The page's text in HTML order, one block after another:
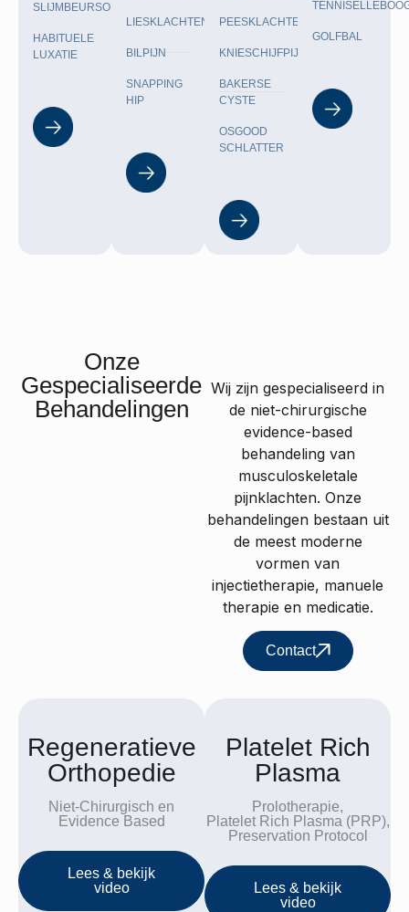
SLIJMBEURSONTSTEKING
HABITUELE
LUXATIE
LIESKLACHTEN
BILPIJN
SNAPPING
HIP
PEESKLACHTEN
KNIESCHIJFPIJN
BAKERSE
CYSTE
OSGOOD
SCHLATTER
GOLFBAL
Onze
Gespecialiseerde
Behandelingen
Wij zijn gespecialiseerd in
de niet-chirurgische
evidence-based
behandeling van
musculoskeletale
pijnklachten. Onze
behandelingen bestaan uit
de meest moderne
vormen van
injectietherapie, manuele
therapie en medicatie.
Contact
Regeneratieve
Orthopedie
Niet-Chirurgisch en
Evidence Based
Lees & bekijk
video
Platelet Rich
Plasma
Prolotherapie,
Platelet Rich Plasma (PRP),
Preservation Protocol
Lees & bekijk
video